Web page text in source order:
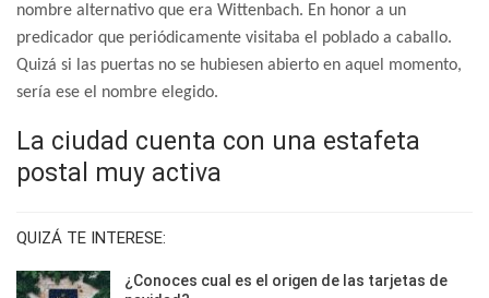
nombre alternativo que era Wittenbach. En honor a un
predicador que periódicamente visitaba el poblado a caballo.
Quizá si las puertas no se hubiesen abierto en aquel momento,
sería ese el nombre elegido.
La ciudad cuenta con una estafeta
postal muy activa
QUIZÁ TE INTERESE:
¿Conoces cual es el origen de las tarjetas de